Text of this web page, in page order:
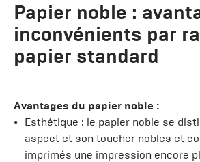
Papier noble :
inconvénients par
papier standard
Avantages du papier noble :
Esthétique : le papier noble se
aspect et son toucher nobles et
imprimés une impression encore